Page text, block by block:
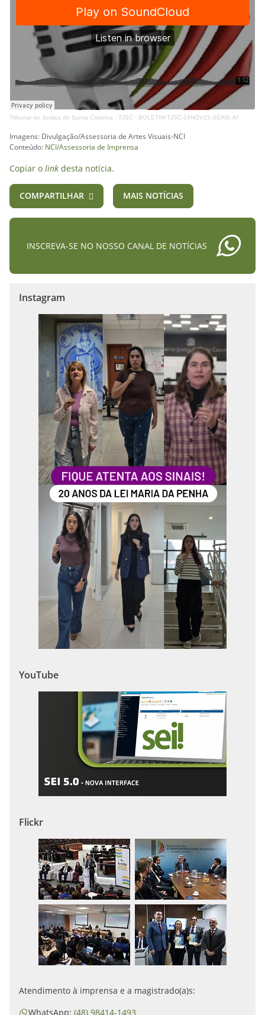
Tribunal de Justiça de Santa Catarina - TJSC · BOLETIM-TJSC-14NOV25-SÉRIE-AI
Imagens: Divulgação/Assessoria de Artes Visuais-NCI
Conteúdo: NCI/Assessoria de Imprensa
Copiar o link desta notícia.
COMPARTILHAR MAIS NOTÍCIAS
INSCREVA-SE NO NOSSO CANAL DE NOTÍCIAS
Instagram
YouTube
Flickr
Atendimento à imprensa e a magistrado(a)s:
WhatsApp: (48) 98414-1493